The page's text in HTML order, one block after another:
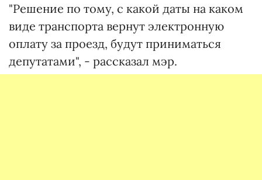
"Решение по тому, с какой даты на каком
виде транспорта вернут электронную
оплату за проезд, будут приниматься
депутатами", - рассказал мэр.